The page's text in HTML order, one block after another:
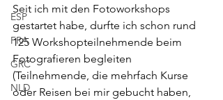
ESP
FRA
GRC
NLD
Seit ich mit den Fotoworkshops
gestartet habe, durfte ich schon rund
125 Workshopteilnehmende beim
Fotografieren begleiten
(Teilnehmende, die mehrfach Kurse
oder Reisen bei mir gebucht haben,